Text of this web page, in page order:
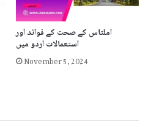
املتاس کے صحت کے فوائد اور
استعمالات اردو میں
November 5, 2024